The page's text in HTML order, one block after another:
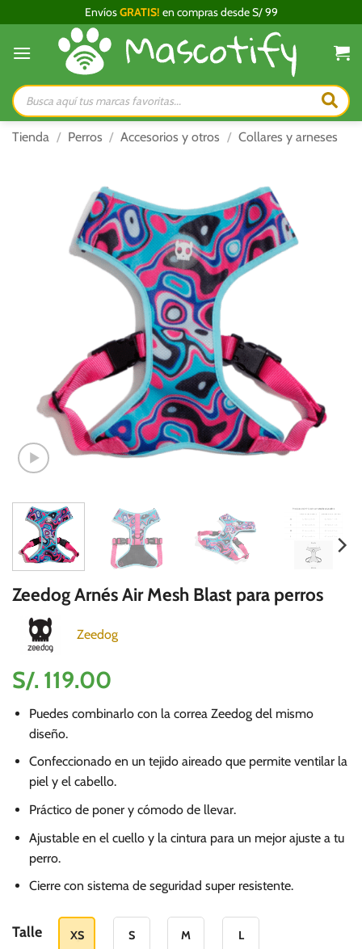
al
contenido
EnvíosGRATIS! en compras desde S/ 99
Búsqueda
de
productos
Tienda / Perros / Accesorios y otros / Collares y arneses
Zeedog Arnés Air Mesh Blast para perros
Zeedog
S/. 119.00
Puedes combinarlo con la correa Zeedog del mismo
diseño.
Confeccionado en un tejido aireado que permite ventilar la
piel y el cabello.
Práctico de poner y cómodo de llevar.
Ajustable en el cuello y la cintura para un mejor ajuste a tu
perro.
Cierre con sistema de seguridad super resistente.
Talle XS S M L